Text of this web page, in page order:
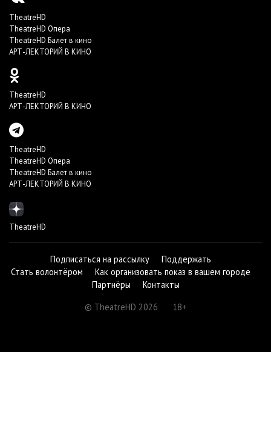
TheatreHD
TheatreHD Опера
TheatreHD Балет в кино
АРТ-ЛЕКТОРИЙ В КИНО
TheatreHD
АРТ-ЛЕКТОРИЙ В КИНО
TheatreHD
TheatreHD Опера
TheatreHD Балет в кино
АРТ-ЛЕКТОРИЙ В КИНО
TheatreHD
Подписаться на рассылку
Поддержать
Стать волонтёром
Как организовать показ в вашем городе
Партнёры
Контакты
© TheatreHD 2026
18+